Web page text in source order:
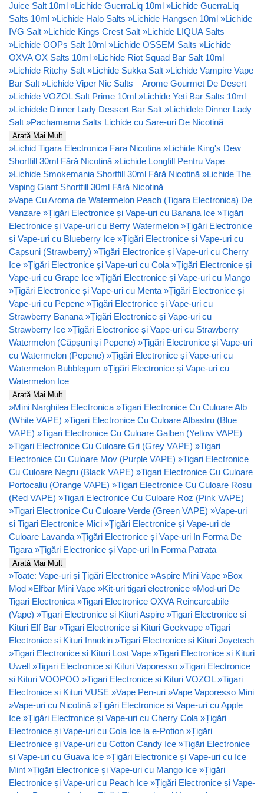
Juice Salt 10ml »Lichide GuerraLiq 10ml »Lichide GuerraLiq
Salts 10ml »Lichide Halo Salts »Lichide Hangsen 10ml »Lichide
IVG Salt »Lichide Kings Crest Salt »Lichide LIQUA Salts
»Lichide OOPs Salt 10ml »Lichide OSSEM Salts »Lichide
OXVA OX Salts 10ml »Lichide Riot Squad Bar Salt 10ml
»Lichide Ritchy Salt »Lichide Sukka Salt »Lichide Vampire Vape
Bar Salt »Lichide Viper Nic Salts – Arome Gourmet De Desert
»Lichide VOZOL Salt Prime 10ml »Lichide Yeti Bar Salts 10ml
»Lichidele Dinner Lady Dessert Bar Salt »Lichidele Dinner Lady
Salt »Pachamama Salts Lichide cu Sare-uri De Nicotină
Arată Mai Mult
»Lichid Tigara Electronica Fara Nicotina »Lichide King's Dew
Shortfill 30ml Fără Nicotină »Lichide Longfill Pentru Vape
»Lichide Smokemania Shortfill 30ml Fără Nicotină »Lichide The
Vaping Giant Shortfill 30ml Fără Nicotină
»Vape Cu Aroma de Watermelon Peach (Tigara Electronica) De
Vanzare »Țigări Electronice și Vape-uri cu Banana Ice »Țigări
Electronice și Vape-uri cu Berry Watermelon »Țigări Electronice
și Vape-uri cu Blueberry Ice »Țigări Electronice și Vape-uri cu
Capsuni (Strawberry) »Țigări Electronice și Vape-uri cu Cherry
Ice »Țigări Electronice și Vape-uri cu Cola »Țigări Electronice și
Vape-uri cu Grape Ice »Țigări Electronice și Vape-uri cu Mango
»Țigări Electronice și Vape-uri cu Menta »Țigări Electronice și
Vape-uri cu Pepene »Țigări Electronice și Vape-uri cu
Strawberry Banana »Țigări Electronice și Vape-uri cu
Strawberry Ice »Țigări Electronice și Vape-uri cu Strawberry
Watermelon (Căpșuni și Pepene) »Țigări Electronice și Vape-uri
cu Watermelon (Pepene) »Țigări Electronice și Vape-uri cu
Watermelon Bubblegum »Țigări Electronice și Vape-uri cu
Watermelon Ice
Arată Mai Mult
»Mini Narghilea Electronica »Tigari Electronice Cu Culoare Alb
(White VAPE) »Tigari Electronice Cu Culoare Albastru (Blue
VAPE) »Tigari Electronice Cu Culoare Galben (Yellow VAPE)
»Tigari Electronice Cu Culoare Gri (Grey VAPE) »Tigari
Electronice Cu Culoare Mov (Purple VAPE) »Tigari Electronice
Cu Culoare Negru (Black VAPE) »Tigari Electronice Cu Culoare
Portocaliu (Orange VAPE) »Tigari Electronice Cu Culoare Rosu
(Red VAPE) »Tigari Electronice Cu Culoare Roz (Pink VAPE)
»Tigari Electronice Cu Culoare Verde (Green VAPE) »Vape-uri
si Tigari Electronice Mici »Țigări Electronice și Vape-uri de
Culoare Lavanda »Țigări Electronice și Vape-uri In Forma De
Tigara »Țigări Electronice și Vape-uri In Forma Patrata
Arată Mai Mult
»Toate: Vape-uri și Țigări Electronice »Aspire Mini Vape »Box
Mod »Elfbar Mini Vape »Kit-uri tigari electronice »Mod-uri De
Tigari Electronica »Tigari Electronice OXVA Reincarcabile
(Vape) »Tigari Electronice si Kituri Aspire »Tigari Electronice si
Kituri Elf Bar »Tigari Electronice si Kituri Geekvape »Tigari
Electronice si Kituri Innokin »Tigari Electronice si Kituri Joyetech
»Tigari Electronice si Kituri Lost Vape »Tigari Electronice si Kituri
Uwell »Tigari Electronice si Kituri Vaporesso »Tigari Electronice
si Kituri VOOPOO »Tigari Electronice si Kituri VOZOL »Tigari
Electronice si Kituri VUSE »Vape Pen-uri »Vape Vaporesso Mini
»Vape-uri cu Nicotină »Țigări Electronice și Vape-uri cu Apple
Ice »Țigări Electronice și Vape-uri cu Cherry Cola »Țigări
Electronice și Vape-uri cu Cola Ice la e-Potion »Țigări
Electronice și Vape-uri cu Cotton Candy Ice »Țigări Electronice
și Vape-uri cu Guava Ice »Țigări Electronice și Vape-uri cu Ice
Mint »Țigări Electronice și Vape-uri cu Mango Ice »Țigări
Electronice și Vape-uri cu Peach Ice »Țigări Electronice și Vape-